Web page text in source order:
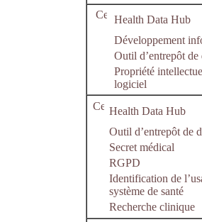
Health Data Hub
Développement
Outil d’entrepôt de
Propriété
logiciel
Health Data Hub
Outil d’entrepôt de
Secret médical
RGPD
Identification de
système de santé
Recherche clinique